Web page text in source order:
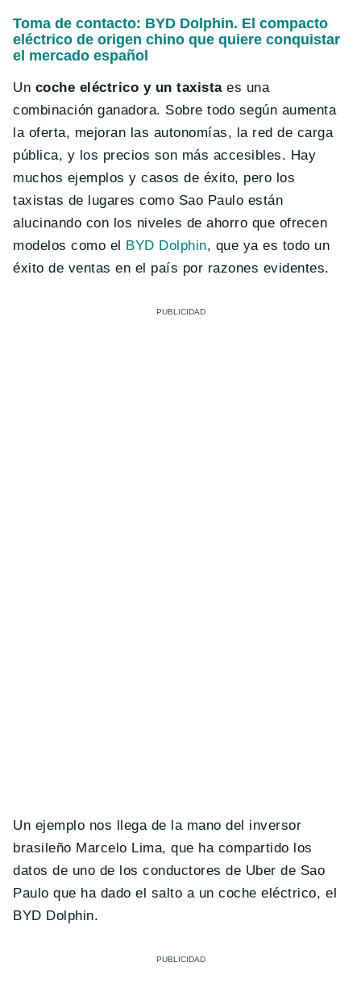
Toma de contacto: BYD Dolphin. El compacto
eléctrico de origen chino que quiere conquistar
el mercado español
Un coche eléctrico y un taxistaes una
combinación ganadora. Sobre todo según aumenta
la oferta, mejoran las autonomías, la red de carga
pública, y los precios son más accesibles. Hay
muchos ejemplos y casos de éxito, pero los
taxistas de lugares como Sao Paulo están
alucinando con los niveles de ahorro que ofrecen
modelos como el BYD Dolphin, que ya es todo un
éxito de ventas en el país por razones evidentes.
Un ejemplo nos llega de la mano del inversor
brasileño Marcelo Lima, que ha compartido los
datos de uno de los conductores de Uber de Sao
Paulo que ha dado el salto a un coche eléctrico, el
BYD Dolphin.